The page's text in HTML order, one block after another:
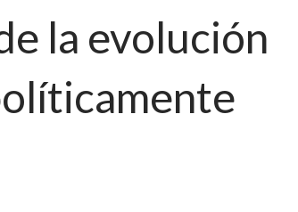
la evolución